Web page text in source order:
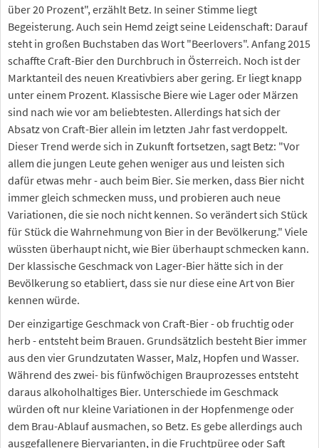
über 20 Prozent", erzählt Betz. In seiner Stimme liegt
Begeisterung. Auch sein Hemd zeigt seine Leidenschaft: Darauf
steht in großen Buchstaben das Wort "Beerlovers". Anfang 2015
schaffte Craft-Bier den Durchbruch in Österreich. Noch ist der
Marktanteil des neuen Kreativbiers aber gering. Er liegt knapp
unter einem Prozent. Klassische Biere wie Lager oder Märzen
sind nach wie vor am beliebtesten. Allerdings hat sich der
Absatz von Craft-Bier allein im letzten Jahr fast verdoppelt.
Dieser Trend werde sich in Zukunft fortsetzen, sagt Betz: "Vor
allem die jungen Leute gehen weniger aus und leisten sich
dafür etwas mehr - auch beim Bier. Sie merken, dass Bier nicht
immer gleich schmecken muss, und probieren auch neue
Variationen, die sie noch nicht kennen. So verändert sich Stück
für Stück die Wahrnehmung von Bier in der Bevölkerung." Viele
wüssten überhaupt nicht, wie Bier überhaupt schmecken kann.
Der klassische Geschmack von Lager-Bier hätte sich in der
Bevölkerung so etabliert, dass sie nur diese eine Art von Bier
kennen würde.
Der einzigartige Geschmack von Craft-Bier - ob fruchtig oder
herb - entsteht beim Brauen. Grundsätzlich besteht Bier immer
aus den vier Grundzutaten Wasser, Malz, Hopfen und Wasser.
Während des zwei- bis fünfwöchigen Brauprozesses entsteht
daraus alkoholhaltiges Bier. Unterschiede im Geschmack
würden oft nur kleine Variationen in der Hopfenmenge oder
dem Brau-Ablauf ausmachen, so Betz. Es gebe allerdings auch
ausgefallenere Biervarianten, in die Fruchtpüree oder Saft